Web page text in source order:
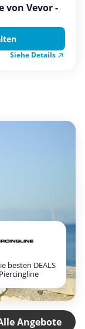
von Vevor -
Siehe Details
besten DEALS
Angebote